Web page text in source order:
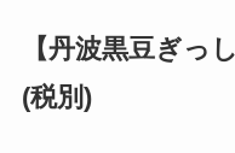
【丹波黒豆ぎっ
(税別)